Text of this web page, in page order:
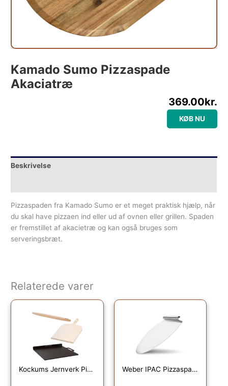
Kamado Sumo Pizzaspade
Akaciatræ
369.00kr.
KØB NU
Beskrivelse
Pizzaspaden fra Kamado Sumo er et meget praktisk hjælp, når
du skal have pizzaen ind eller ud af ovnen eller grillen. Spaden
er fremstillet af akacietræ og kan også bruges som
serveringsbræt.
Relaterede varer
Kockums Jernverk Pizzasæt Weber IPAC Pizzaspade rustfrit stål